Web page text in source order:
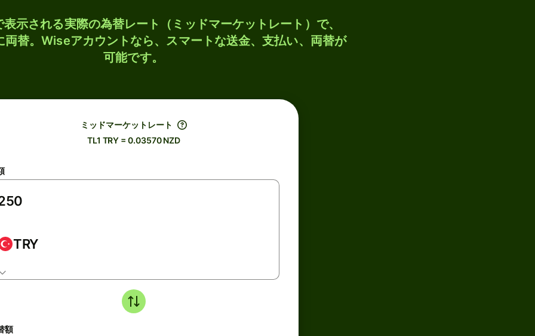
示される実際の為替レート（ミッドマーケットレート）で、
両替。Wiseアカウントなら、スマートな送金、支払い、両替が
可能です。
ミッドマーケットレート
TL1 TRY = 0.03570 NZD
TRY
額